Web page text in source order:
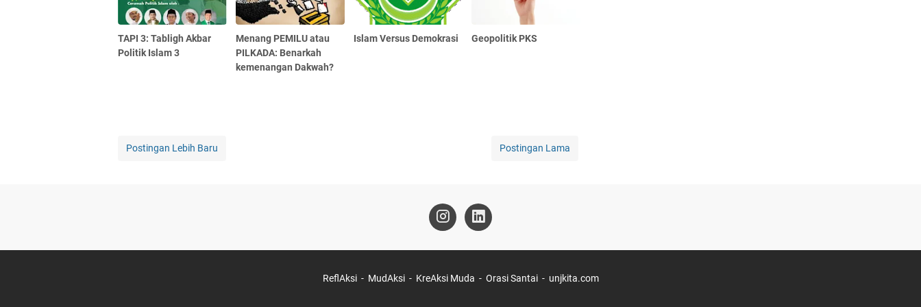
TAPI 3: Tabligh Akbar
Politik Islam 3
Menang PEMILU atau
PILKADA: Benarkah
kemenangan Dakwah?
Islam Versus Demokrasi Geopolitik PKS
Postingan Lebih Baru Postingan Lama
ReflAksi MudAksi KreAksi Muda Orasi Santai unjkita.com